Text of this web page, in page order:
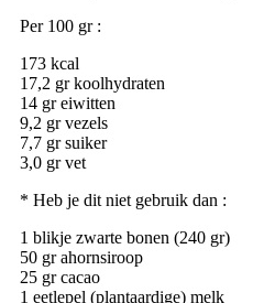
Per 100 gr :
173 kcal
17,2 gr koolhydraten
14 gr eiwitten
9,2 gr vezels
7,7 gr suiker
3,0 gr vet
* Heb je dit niet gebruik dan :
1 blikje zwarte bonen (240 gr)
50 gr ahornsiroop
25 gr cacao
1 eetlepel (plantaardige) melk